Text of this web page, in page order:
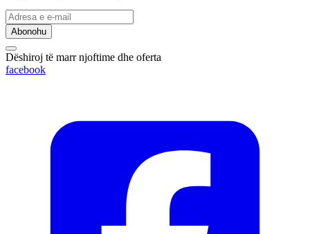
Abonohu
Dëshiroj të marr njoftime dhe oferta
facebook